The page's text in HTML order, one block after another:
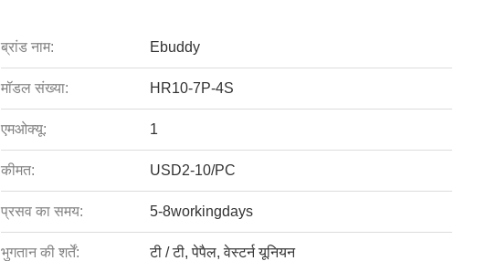
ब्रांड नाम: Ebuddy
मॉडल संख्या: HR10-7P-4S
एमओक्यू: 1
कीमत: USD2-10/PC
प्रसव का समय: 5-8workingdays
भुगतान की शर्तें: टी / टी, पेपैल, वेस्टर्न यूनियन